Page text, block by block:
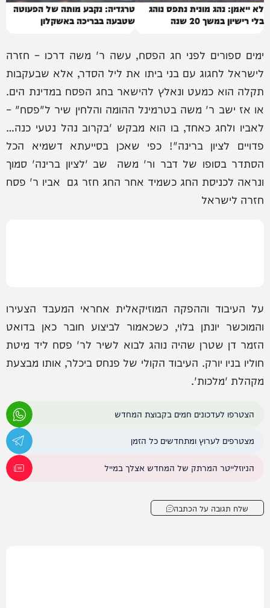
לא ייאמן: נהג מונית נתפס נוהג
בלי רישיון במשך 20 שנה
טרגדיה: נקבע מותה של הפעוטה
שטבעה בבריכה באשקלון
ימים ספורים לפני חג הפסח, עשה ר' משה דרכו – חזרה
לישראל לחגוג עם בני ביתו את ליל הסדר, אלא שבעקבות
תקלה הוא כמעט ונאלץ להישאר בחג הפסח במדינת הים.
או אז ישב ר' משה בטרמינל ההומה והלחין שיר ל"פסח" –
לאביו ולחג כאחד, בו הוא מבקש 'בקרוב נהל נטעי כנה…
פדויים לציון ברינה"! כפי שאכן בסייעתא דשמיא הכל
הסתדר בסופו של דבר ור' משה שב 'לציון ברינה' סמוך
ונראה לכניסת החג כשמיד אחר החג חזר גם אביו ר' פסח
חזרה לישראל
על העיבוד וההפקה המוזיקאלית אחראי המעבד הצעירו
והמוכשר יונתן בלוי, כשכאמור לביצוע חובר כאן בדואט
הזמר דן שטרן שהיה נוהג לבוא לשיר לר' פסח ליד מיטת
חוליו בניו יורק. העיבוד הקולי של פנחס ביכלר, אותו מבצעת
מקהלת 'מלכות'.
הצטרפו לעדכונים חמים בקבוצת המחדש
מצטרפים לערוץ ומתחדשים כל הזמן
הניוזלייטר המרתק של המחדש אצלך במייל
שלח תגובה על הכתבה